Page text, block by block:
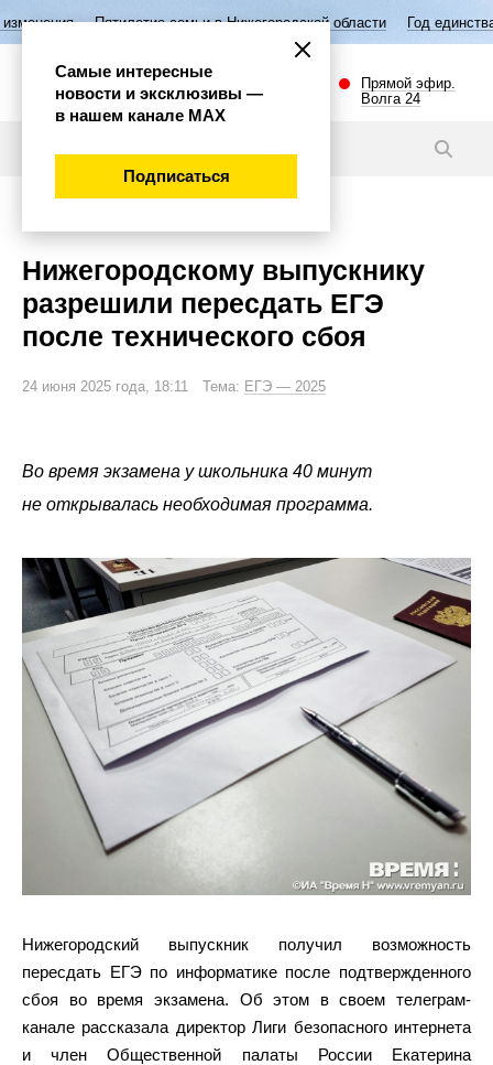
семьи в Нижегородской области Год единства народов
Прямой эфир.
Волга 24
Нижегородскому выпускнику
разрешили пересдать ЕГЭ
после технического сбоя
24 июня 2025 года, 18:11 Тема: ЕГЭ — 2025
Во время экзамена у школьника 40 минут
не открывалась необходимая программа.
Нижегородский выпускник получил возможность
пересдать ЕГЭ по информатике после подтвержденного
сбоя во время экзамена. Об этом в своем телеграм-
канале рассказала директор Лиги безопасного интернета
и член Общественной палаты России Екатерина
Самые интересные
новости и эксклюзивы —
в нашем канале МАХ
Подписаться